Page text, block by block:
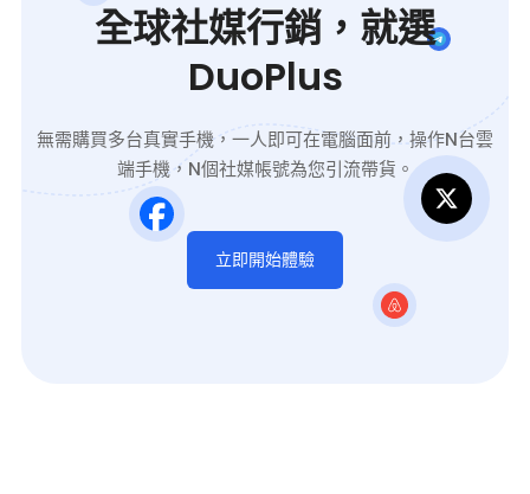
全球社媒行銷，就選
DuoPlus
無需購買多台真實手機，一人即可在電腦面前，操作N台雲
端手機，N個社媒帳號為您引流帶貨。
立即開始體驗